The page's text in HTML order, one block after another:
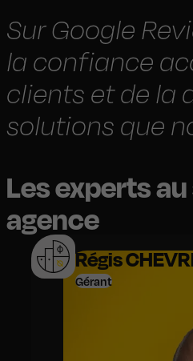
Sur Google
la confiance
clients et de la
solutions que
Les experts
agence
Régis
Gérant